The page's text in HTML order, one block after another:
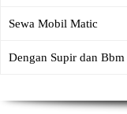
Sewa Mobil Matic
Dengan Supir dan Bbm